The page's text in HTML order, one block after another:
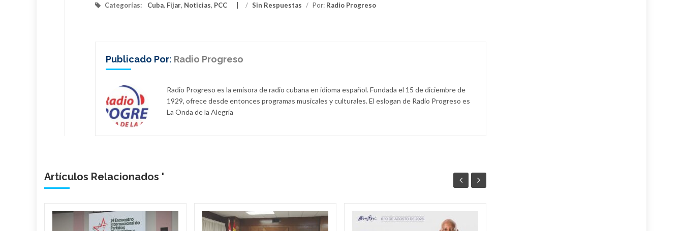
Categorías: Cuba, Fijar, Noticias, PCC / Sin Respuestas / Por: Radio Progreso
Publicado Por: Radio Progreso
Radio Progreso es la emisora de radio cubana en idioma español. Fundada el 15 de diciembre de
1929, ofrece desde entonces programas musicales y culturales. El eslogan de Radio Progreso es
La Onda de la Alegría
Artículos Relacionados '